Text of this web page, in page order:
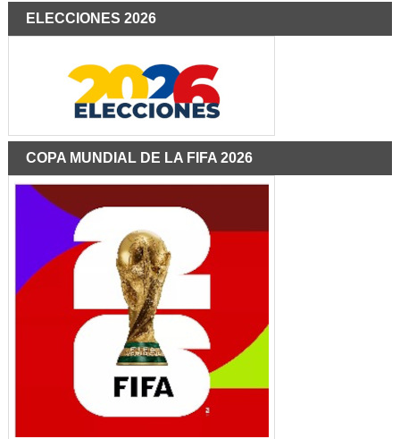
ELECCIONES 2026
COPA MUNDIAL DE LA FIFA 2026